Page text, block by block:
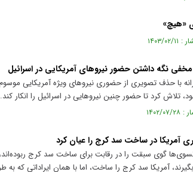
نگه داشتن حضور نیرو‌های آمریکایی در اسرائیل
تلاش کرد تا حضور چنین نیرو‌هایی در اسرائیل را انکار کند.
آمریکا در ساخت سد کرج را عیان کرد
گوی سبقت را در رقابت برای ساخت سد کرج
آمریکا سد کرج را ساخت، اما با همان ایراداتی که به